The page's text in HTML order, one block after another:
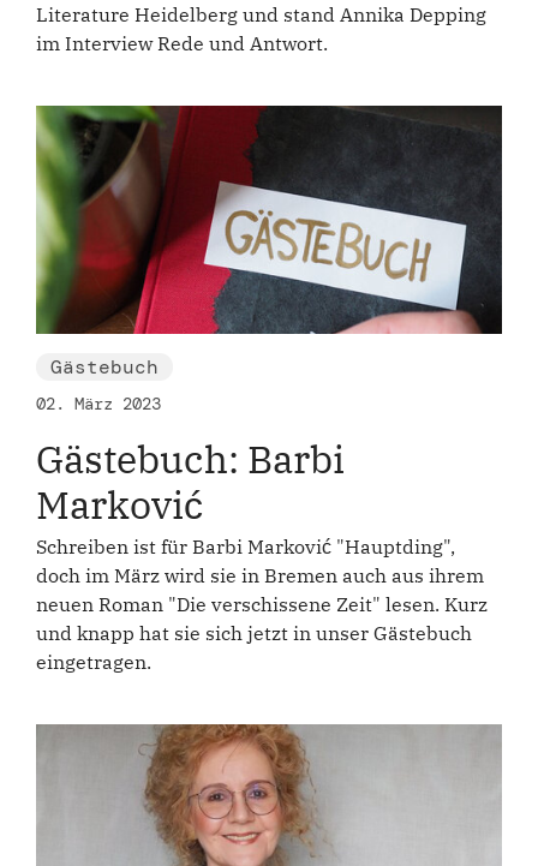
Literature Heidelberg und stand Annika Depping
im Interview Rede und Antwort.
Gästebuch
02. März 2023
Gästebuch: Barbi
Marković
Schreiben ist für Barbi Marković "Hauptding",
doch im März wird sie in Bremen auch aus ihrem
neuen Roman "Die verschissene Zeit" lesen. Kurz
und knapp hat sie sich jetzt in unser Gästebuch
eingetragen.